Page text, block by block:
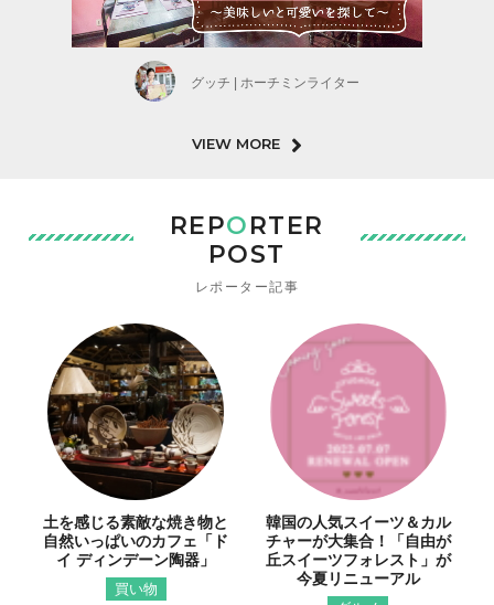
グッチ | ホーチミンライター
VIEW MORE
REPORTER
POST
レポーター記事
土を感じる素敵な焼き物と
自然いっぱいのカフェ「ド
イ ディンデーン陶器」
買い物
韓国の人気スイーツ＆カル
チャーが大集合！「自由が
丘スイーツフォレスト」が
今夏リニューアル